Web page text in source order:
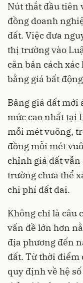
Nút thắt đầu tiên
đồng doanh
đất. Việc đưa
thị trường vào
căn bản cách
bằng giá bất
Bảng giá đất mới
mức cao nhất tại
mỗi mét vuông,
đồng mỗi mét
chỉnh giá đất vẫn
trường chưa thể
chi phí đất đai.
Không chỉ là câu
vấn đề lớn hơn
địa phương đến
đất. Từ thời điểm
quy định về hệ